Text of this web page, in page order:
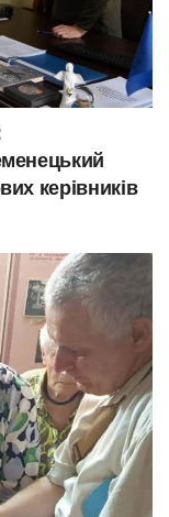
керівників